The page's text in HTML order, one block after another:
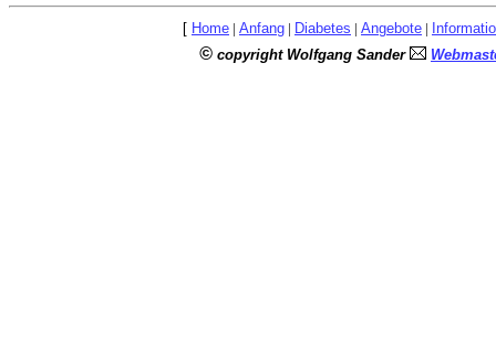
[ Home | Anfang | Diabetes | Angebote |
© copyright Wolfgang Sander